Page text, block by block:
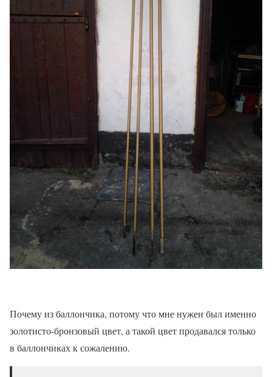
Почему из баллончика, потому что мне нужен был именно
золотисто-бронзовый цвет, а такой цвет продавался только
в баллончиках к сожалению.